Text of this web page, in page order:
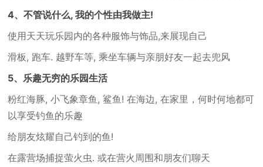
4、不管说什么, 我的个性由我做主!
使用天天玩乐园内的各种服饰与饰品,来展现自己
滑板, 跑车. 越野车等, 乘坐车辆与亲朋好友一起去兜风
5、乐趣无穷的乐园生活
粉红海豚, 小飞象章鱼, 鲨鱼! 在海边, 在家里，何时何地都可
以享受钓鱼的乐趣
给朋友炫耀自己钓到的鱼!
在露营场捕捉萤火虫. 或在营火周围和朋友们聊天